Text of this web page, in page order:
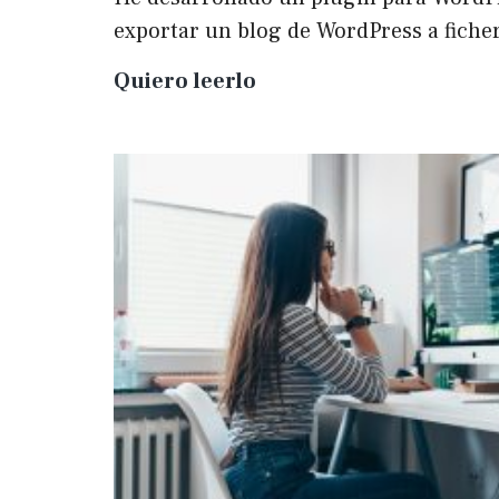
exportar un blog de WordPress a
Quiero leerlo
exportar
WP
a
Markdown